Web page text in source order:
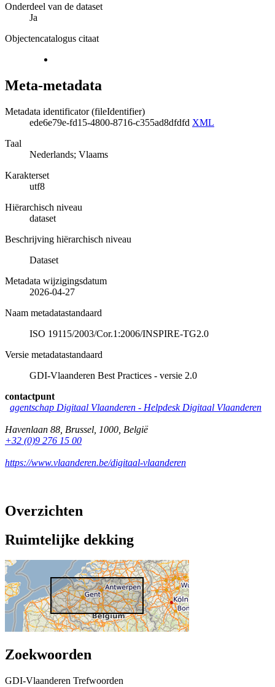
Onderdeel van de dataset
Ja
Objectencatalogus citaat
Meta-metadata
Metadata identificator (fileIdentifier)
ede6e79e-fd15-4800-8716-c355ad8dfdfd XML
Taal
Nederlands; Vlaams
Karakterset
utf8
Hiërarchisch niveau
dataset
Beschrijving hiërarchisch niveau
Dataset
Metadata wijzigingsdatum
2026-04-27
Naam metadatastandaard
ISO 19115/2003/Cor.1:2006/INSPIRE-TG2.0
Versie metadatastandaard
GDI-Vlaanderen Best Practices - versie 2.0
contactpunt
agentschap Digitaal Vlaanderen - Helpdesk Digitaal Vlaanderen
Havenlaan 88 Brussel 1000 België
+32 (0)9 276 15 00
https://www.vlaanderen.be/digitaal-vlaanderen
Overzichten
Ruimtelijke dekking
Zoekwoorden
GDI-Vlaanderen Trefwoorden